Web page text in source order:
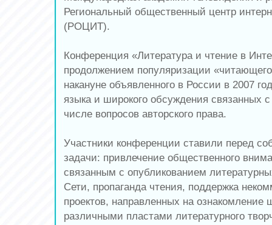
Региональный общественный центр
(РОЦИТ).
Конференция «Литература и чтение в
продолжением популяризации
накануне объявленного в России в 2007
языка и широкого обсуждения связанных
числе вопросов авторского права.
Участники конференции ставили перед
задачи: привлечение общественного
связанным с опубликованием
Сети, пропаганда чтения, поддержка
проектов, направленных на ознакомление
различными пластами литературного